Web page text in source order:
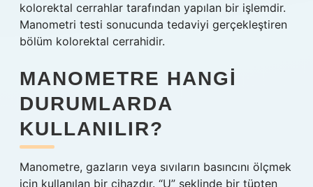
kolorektal cerrahlar tarafından yapılan bir işlemdir.
Manometri testi sonucunda tedaviyi gerçekleştiren
bölüm kolorektal cerrahidir.
MANOMETRE HANGI
DURUMLARDA
KULLANILIR?
Manometre, gazların veya sıvıların basıncını ölçmek
için kullanılan bir cihazdır. “U” şeklinde bir tüpten